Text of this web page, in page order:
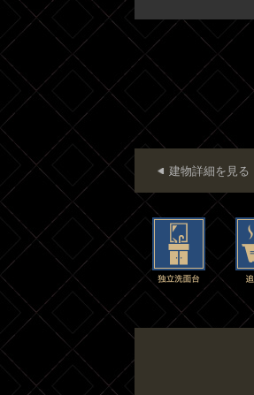
建物詳細を見る